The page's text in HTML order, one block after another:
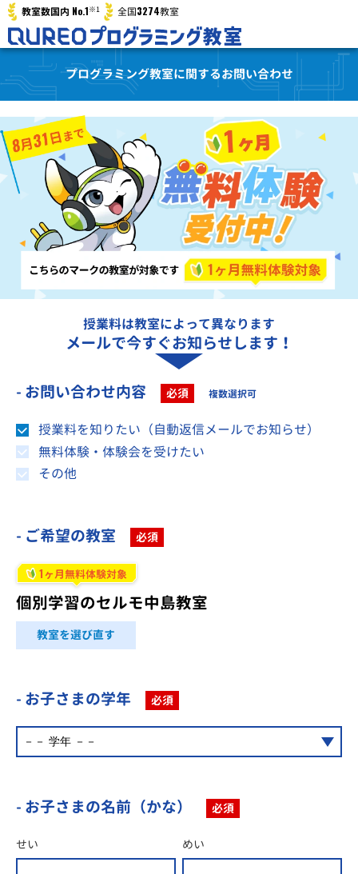
教室数国内 No.1※1 全国3274教室
プログラミング教室に関するお問い合わせ
授業料は教室によって異なります
メールで今すぐお知らせします！
- お問い合わせ内容 必須 複数選択可
授業料を知りたい（自動返信メールでお知らせ）
無料体験・体験会を受けたい
その他
- ご希望の教室 必須
1ヶ月無料体験対象
個別学習のセルモ中島教室
教室を選び直す
- お子さまの学年 必須
- お子さまの名前（かな） 必須
せい めい